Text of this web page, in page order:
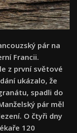
pár na
Francii.
z první světové
ukázalo, že
spadli do
pár měl
O čtyři dny
120